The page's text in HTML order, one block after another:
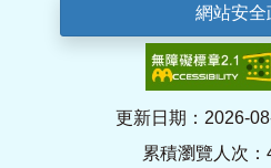
網站安全
更新日期：2026-
累積瀏覽人次